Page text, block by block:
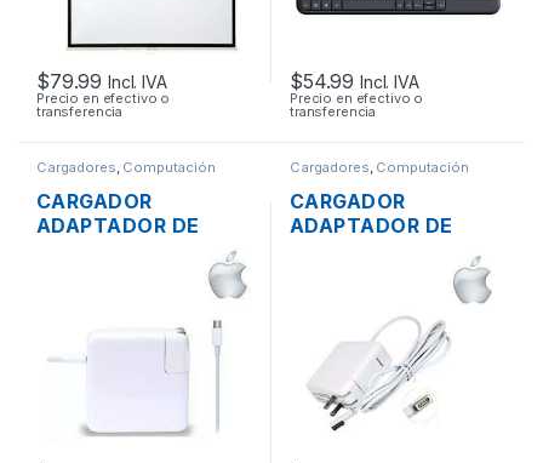
$79.99 Incl. IVA
Precio en efectivo o
transferencia
$54.99 Incl. IVA
Precio en efectivo o
transferencia
Cargadores Computación
CARGADOR
ADAPTADOR DE
ENERGÍA MAC APPLE
MACBOOK PRO USB-
C 20V 3A 61W
Cargadores Computación
CARGADOR
ADAPTADOR DE
ENERGÍA MAC APPLE
MAGSAFE 15.4V 3.1A
45W ORIGINAL